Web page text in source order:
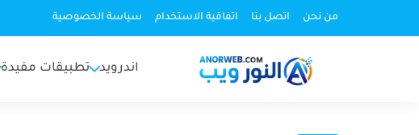
من نحن اتصل بنا اتفاقية الاستخدام سياسة الخصوصية
اندرويد تطبيقات مفيدة